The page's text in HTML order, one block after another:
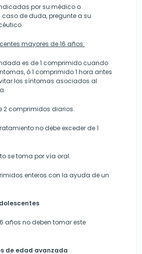
por su médico o
de duda, pregunte a su
mayores de 16 años:
es de 1 comprimido cuando
ó 1 comprimido 1 hora antes
los síntomas asociados al
2 comprimidos diarios.
no debe exceder de 1
se toma por vía oral.
enteros con la ayuda de un
años no deben tomar este
de edad avanzada